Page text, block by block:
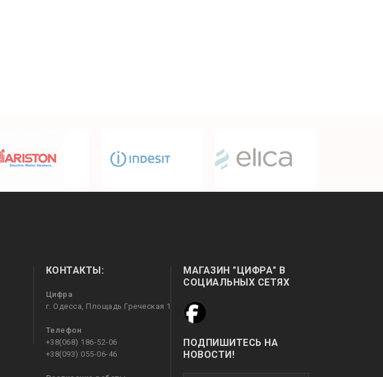
КОНТАКТЫ:
Цифра
г. Одесса, Площадь Греческая 1
Телефон
+38(068) 186-52-06
+38(093) 055-06-46
МАГАЗИН "ЦИФРА" В
СОЦИАЛЬНЫХ СЕТЯХ
ПОДПИШИТЕСЬ НА
НОВОСТИ!